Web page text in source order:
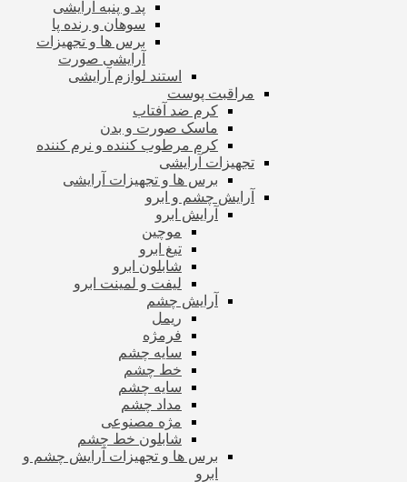
پد و پنبه آرایشی
سوهان و رنده پا
برس ها و تجهیزات
آرایشی صورت
استند لوازم آرایشی
مراقبت پوست
کرم ضد آفتاب
ماسک صورت و بدن
کرم مرطوب کننده و نرم کننده
تجهیزات آرایشی
برس ها و تجهیزات آرایشی
آرایش چشم و ابرو
آرایش ابرو
موچین
تیغ ابرو
شابلون ابرو
لیفت و لمینت ابرو
آرایش چشم
ریمل
فرمژه
سایه چشم
خط چشم
سایه چشم
مداد چشم
مژه مصنوعی
شابلون خط چشم
برس ها و تجهیزات آرایش چشم و
ابرو